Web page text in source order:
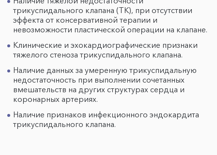
трикуспидального клапана (ТК), при отсутствии
эффекта от консервативной терапии и
невозможности пластической операции на клапане.
Клинические и эхокардиографические признаки
тяжелого стеноза трикуспидального клапана.
Наличие данных за умеренную трикуспидальную
недостаточность при выполнении сочетанных
вмешательств на других структурах сердца и
коронарных артериях.
Наличие признаков инфекционного эндокардита
трикуспидального клапана.